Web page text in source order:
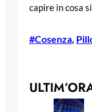
capire in cosa si
#Cosenza,